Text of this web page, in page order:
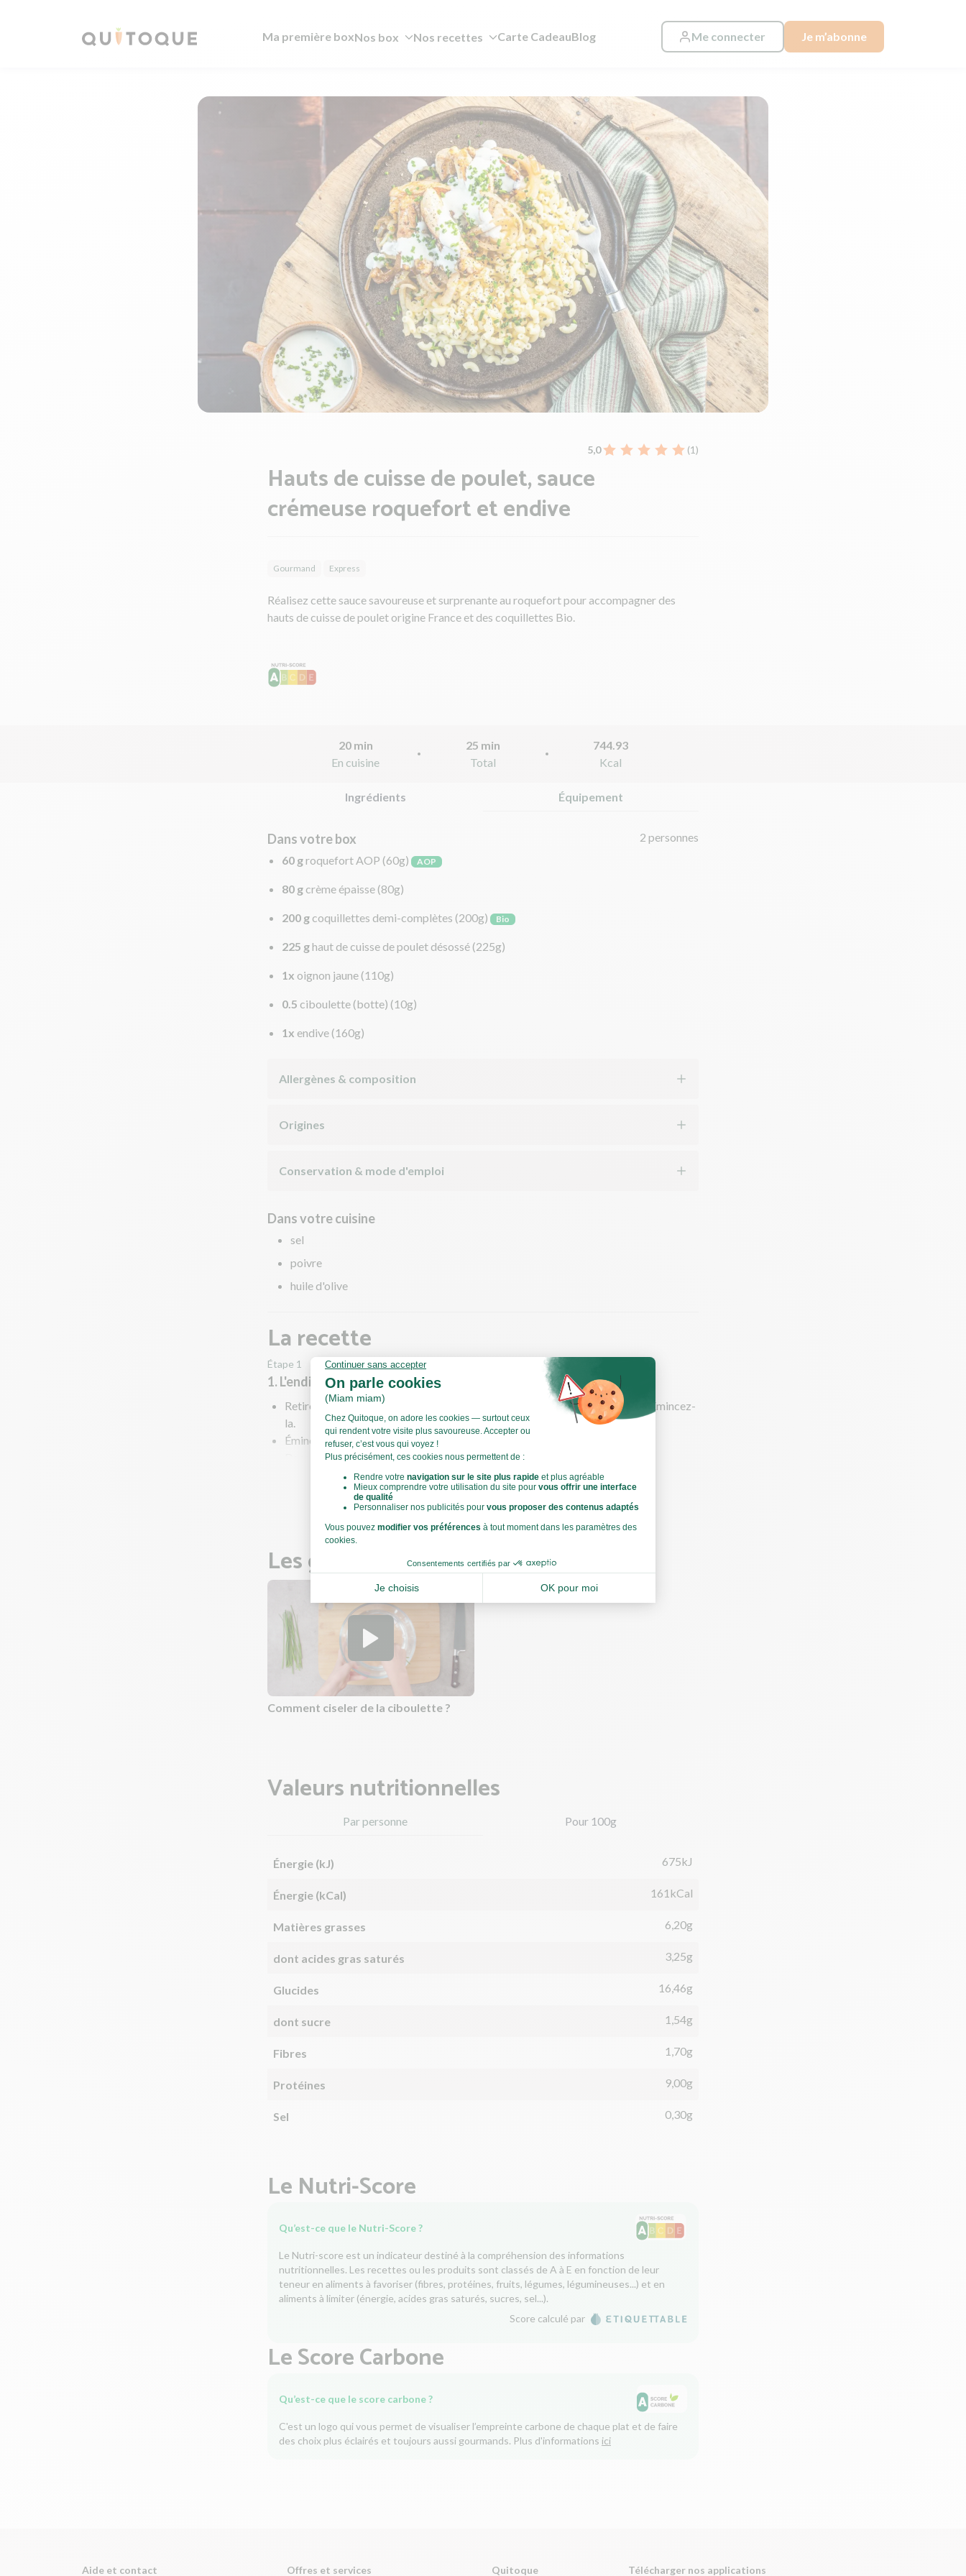
Ma première boxNos box Nos recettes Carte CadeauBlog Me connecter Je m’abonne
5,0 (1)
Hauts de cuisse de poulet, sauce
crémeuse roquefort et endive
Gourmand Express
Réalisez cette sauce savoureuse et surprenante au roquefort pour accompagner des
hauts de cuisse de poulet origine France et des coquillettes Bio.
20 min
En cuisine
25 min
Total
744.93
Kcal
Ingrédients Équipement
Dans votre box
2 personnes
60 groquefort AOP (60g) AOP
80 g crème épaisse (80g)
200 g coquillettes demi-complètes (200g) Bio
225 ghaut de cuisse de poulet désossé (225g)
1x oignon jaune (110g)
0.5 ciboulette (botte) (10g)
1x endive (160g)
Allergènes & composition
Origines
Conservation & mode d'emploi
Dans votre cuisine
sel
poivre
huile d'olive
La recette
Étape 1
1. L'endive et l'oignon
Retirez la base de l'endive. Coupez-la en 2 et retirez la partie centrale dure. Emincez-
la.
Émincez l'oignon.
Dans une sauteuse, faites chauffer un filet d'huile d'olive à feu moyen à vif.
Faites revenir l'endive et l'oignon 15 min environ. Salez, poivrez.
Pendant ce temps, faites cuire les coquillettes et le poulet.
Voir toute la recette
Les gestes de cuisine
Comment ciseler de la ciboulette ?
Valeurs nutritionnelles
Par personne Pour 100g
Énergie (kJ) 675kJ
Énergie (kCal) 161kCal
Matières grasses 6,20g
dont acides gras saturés 3,25g
Glucides 16,46g
dont sucre 1,54g
Fibres 1,70g
Protéines 9,00g
Sel 0,30g
Le Nutri-Score
Qu’est-ce que le Nutri-Score ?
Le Nutri-score est un indicateur destiné à la compréhension des informations
nutritionnelles. Les recettes ou les produits sont classés de A à E en fonction de leur
teneur en aliments à favoriser (fibres, protéines, fruits, légumes, légumineuses...) et en
aliments à limiter (énergie, acides gras saturés, sucres, sel...).
Score calculé par
Le Score Carbone
Qu’est-ce que le score carbone ?
C'est un logo qui vous permet de visualiser l’empreinte carbone de chaque plat et de faire
des choix plus éclairés et toujours aussi gourmands. Plus d'informations ici
Aide et contact Offres et services Quitoque Télécharger nos applications